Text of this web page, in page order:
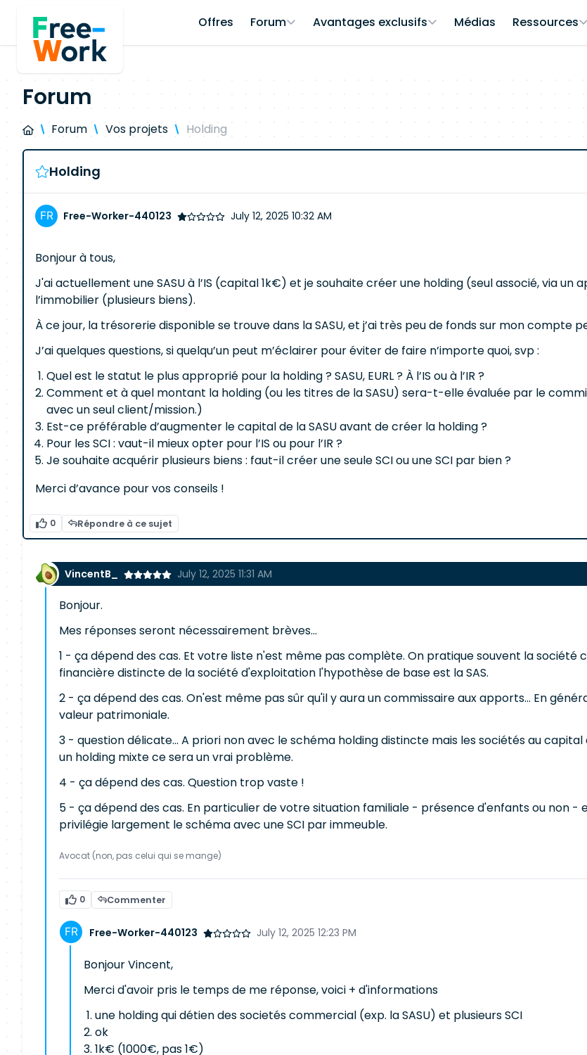
Offres Forum Avantages exclusifs Médias Ressources
Forum
Forum Vos projets Holding
Holding
Free-Worker-440123 July 12, 2025 10:32 AM
Bonjour à tous,
J'ai actuellement une SASU à l’IS (capital 1k€) et je souhaite créer une holding (seul associé, via un
l’immobilier (plusieurs biens).
À ce jour, la trésorerie disponible se trouve dans la SASU, et j’ai très peu de fonds sur mon compte
J’ai quelques questions, si quelqu’un peut m’éclairer pour éviter de faire n’importe quoi, svp :
Quel est le statut le plus approprié pour la holding ? SASU, EURL ? À l’IS ou à l’IR ?
Comment et à quel montant la holding (ou les titres de la SASU) sera-t-elle évaluée par le
avec un seul client/mission.)
Est-ce préférable d’augmenter le capital de la SASU avant de créer la holding ?
Pour les SCI : vaut-il mieux opter pour l’IS ou pour l’IR ?
Je souhaite acquérir plusieurs biens : faut-il créer une seule SCI ou une SCI par bien ?
Merci d’avance pour vos conseils !
0 Répondre à ce sujet
VincentB_ July 12, 2025 11:31 AM
Bonjour.
Mes réponses seront nécessairement brèves...
1 - ça dépend des cas. Et votre liste n'est même pas complète. On pratique souvent la société
financière distincte de la société d'exploitation l'hypothèse de base est la SAS.
2 - ça dépend des cas. On'est même pas sûr qu'il y aura un commissaire aux apports... En
valeur patrimoniale.
3 - question délicate... A priori non avec le schéma holding distincte mais les sociétés au
un holding mixte ce sera un vrai problème.
4 - ça dépend des cas. Question trop vaste !
5 - ça dépend des cas. En particulier de votre situation familiale - présence d'enfants ou non -
privilégie largement le schéma avec une SCI par immeuble.
Avocat (non, pas celui qui se mange)
0 Commenter
Free-Worker-440123 July 12, 2025 12:23 PM
Bonjour Vincent,
Merci d'avoir pris le temps de me réponse, voici + d'informations
une holding qui détien des societés commercial (exp. la SASU) et plusieurs SCI
ok
1k€ (1000€, pas 1€)